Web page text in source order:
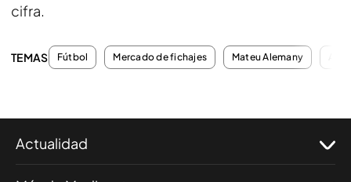
cifra.
TEMAS Fútbol Mercado de fichajes Mateu Alemany
Actualidad